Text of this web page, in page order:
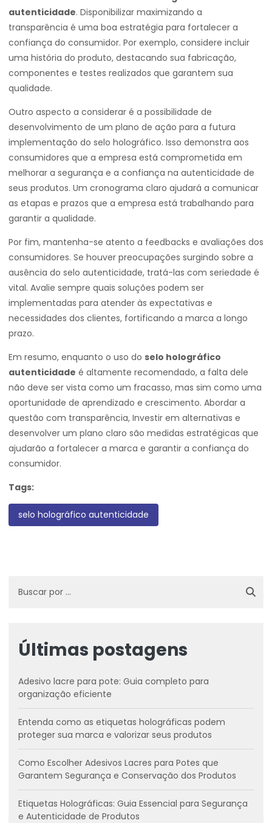
autenticidade. Disponibilizar maximizando a
transparência é uma boa estratégia para fortalecer a
confiança do consumidor. Por exemplo, considere incluir
uma história do produto, destacando sua fabricação,
componentes e testes realizados que garantem sua
qualidade.
Outro aspecto a considerar é a possibilidade de
desenvolvimento de um plano de ação para a futura
implementação do selo holográfico. Isso demonstra aos
consumidores que a empresa está comprometida em
melhorar a segurança e a confiança na autenticidade de
seus produtos. Um cronograma claro ajudará a comunicar
as etapas e prazos que a empresa está trabalhando para
garantir a qualidade.
Por fim, mantenha-se atento a feedbacks e avaliações dos
consumidores. Se houver preocupações surgindo sobre a
ausência do selo autenticidade, tratá-las com seriedade é
vital. Avalie sempre quais soluções podem ser
implementadas para atender às expectativas e
necessidades dos clientes, fortificando a marca a longo
prazo.
Em resumo, enquanto o uso do selo holográfico
autenticidade é altamente recomendado, a falta dele
não deve ser vista como um fracasso, mas sim como uma
oportunidade de aprendizado e crescimento. Abordar a
questão com transparência, Investir em alternativas e
desenvolver um plano claro são medidas estratégicas que
ajudarão a fortalecer a marca e garantir a confiança do
consumidor.
Tags:
selo holográfico autenticidade
Últimas postagens
Adesivo lacre para pote: Guia completo para
organização eficiente
Entenda como as etiquetas holográficas podem
proteger sua marca e valorizar seus produtos
Como Escolher Adesivos Lacres para Potes que
Garantem Segurança e Conservação dos Produtos
Etiquetas Holográficas: Guia Essencial para Segurança
e Autenticidade de Produtos